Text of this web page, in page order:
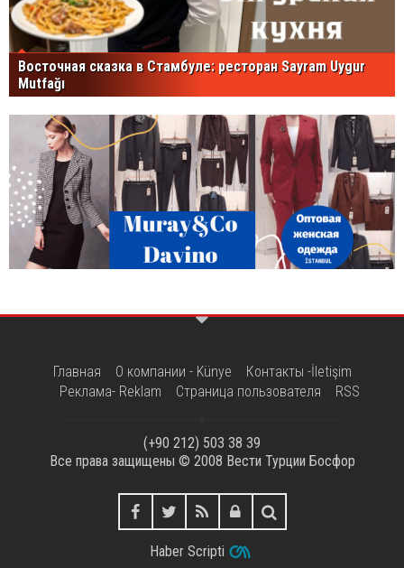
Восточная сказка в Стамбуле: ресторан Sayram Uygur
Mutfağı
Главная О компании - Künye
Контакты -İletişim
Реклама- Reklam
Страница пользователя RSS
(+90 212) 503 38 39
Все права защищены © 2008 Вести Турции Босфор
Haber Scripti